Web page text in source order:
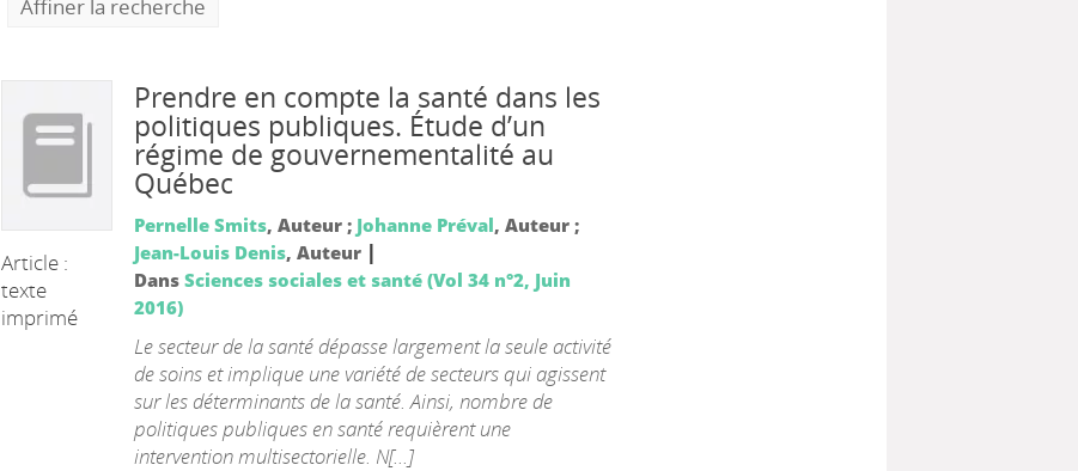
Affiner la recherche
Article :
texte
imprimé
Prendre en compte la santé dans les
politiques publiques. Étude d’un
régime de gouvernementalité au
Québec
Pernelle Smits, Auteur ; Johanne Préval, Auteur ;
Jean-Louis Denis, Auteur |
Dans Sciences sociales et santé (Vol 34 n°2, Juin
2016)
Le secteur de la santé dépasse largement la seule activité
de soins et implique une variété de secteurs qui agissent
sur les déterminants de la santé. Ainsi, nombre de
politiques publiques en santé requièrent une
intervention multisectorielle. N[...]